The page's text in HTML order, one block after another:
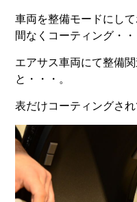
車両を整備モードにし
間なくコーティング・・
エアサス車両にて整備
と・・・。
表だけコーティングさ